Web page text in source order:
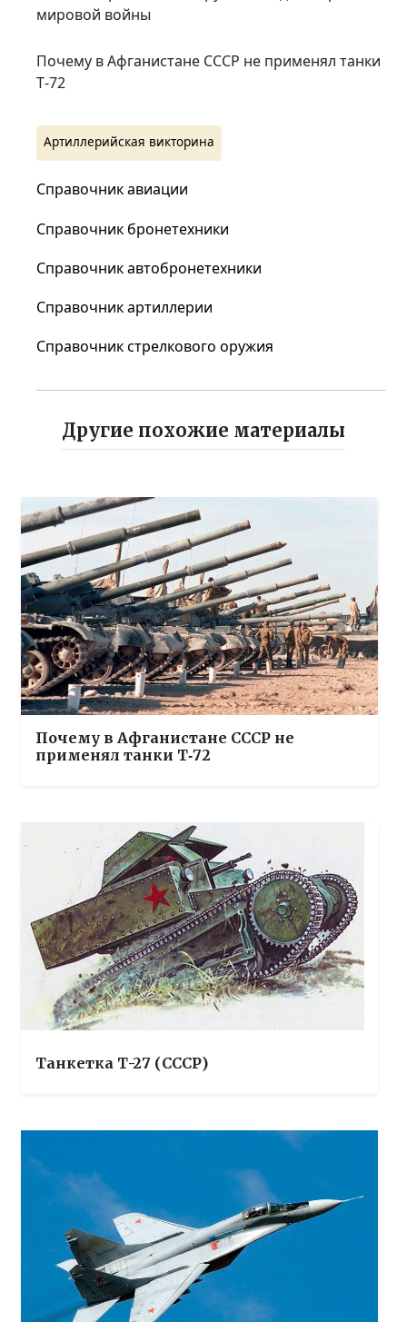
мировой войны
Почему в Афганистане СССР не применял танки
Т‑72
Артиллерийская викторина
Справочник авиации
Справочник бронетехники
Справочник автобронетехники
Справочник артиллерии
Справочник стрелкового оружия
Другие похожие материалы
Почему в Афганистане СССР не
применял танки Т‑72
Танкетка Т-27 (СССР)